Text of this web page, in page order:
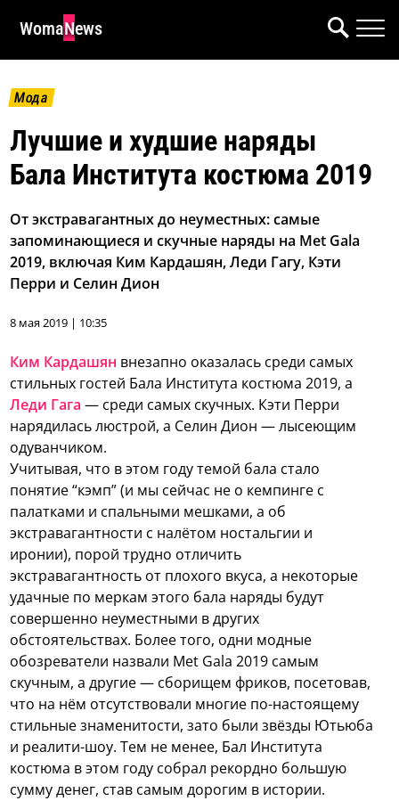
WomaNews
Мода
Лучшие и худшие наряды
Бала Института костюма 2019
От экстравагантных до неуместных: самые
запоминающиеся и скучные наряды на Met Gala
2019, включая Ким Кардашян, Леди Гагу, Кэти
Перри и Селин Дион
8 мая 2019 | 10:35
Ким Кардашян внезапно оказалась среди самых
стильных гостей Бала Института костюма 2019, а
Леди Гага — среди самых скучных. Кэти Перри
нарядилась люстрой, а Селин Дион — лысеющим
одуванчиком.
Учитывая, что в этом году темой бала стало
понятие “кэмп” (и мы сейчас не о кемпинге с
палатками и спальными мешками, а об
экстравагантности с налётом ностальгии и
иронии), порой трудно отличить
экстравагантность от плохого вкуса, а некоторые
удачные по меркам этого бала наряды будут
совершенно неуместными в других
обстоятельствах. Более того, одни модные
обозреватели назвали Met Gala 2019 самым
скучным, а другие — сборищем фриков, посетовав,
что на нём отсутствовали многие по-настоящему
стильные знаменитости, зато были звёзды Ютьюба
и реалити-шоу. Тем не менее, Бал Института
костюма в этом году собрал рекордно большую
сумму денег, став самым дорогим в истории.